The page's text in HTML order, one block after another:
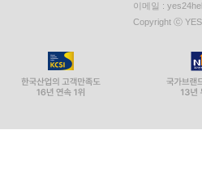
이메일 :
Copyright ⓒ